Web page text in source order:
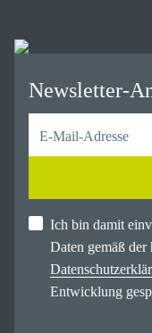
Newsletter-
Ich bin damit
Daten gemäß der
Entwicklung